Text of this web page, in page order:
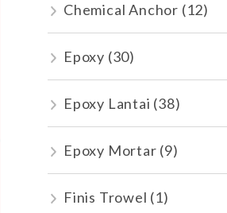
Chemical Anchor (12)
Epoxy (30)
Epoxy Lantai (38)
Epoxy Mortar (9)
Finis Trowel (1)